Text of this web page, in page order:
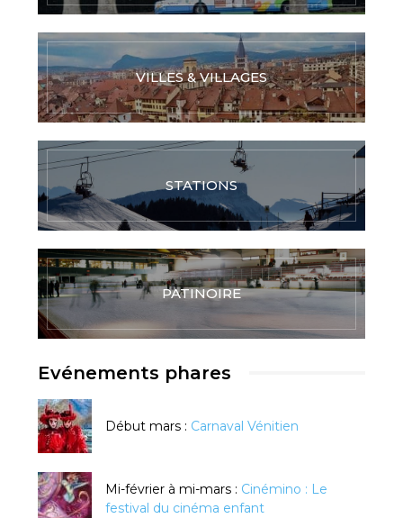
VILLES & VILLAGES
STATIONS
PATINOIRE
Evénements phares
Début mars : Carnaval Vénitien
Mi-février à mi-mars : Cinémino : Le
festival du cinéma enfant